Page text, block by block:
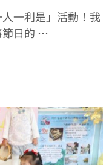
一利是」活動！我
節日的 …